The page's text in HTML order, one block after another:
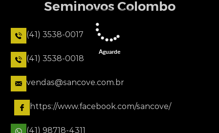
Seminovos Colombo
(41) 3538-0017
(41) 3538-0018
vendas@sancove.com.br
https://www.facebook.com/sancove/
(41) 98718-4311
Aguarde